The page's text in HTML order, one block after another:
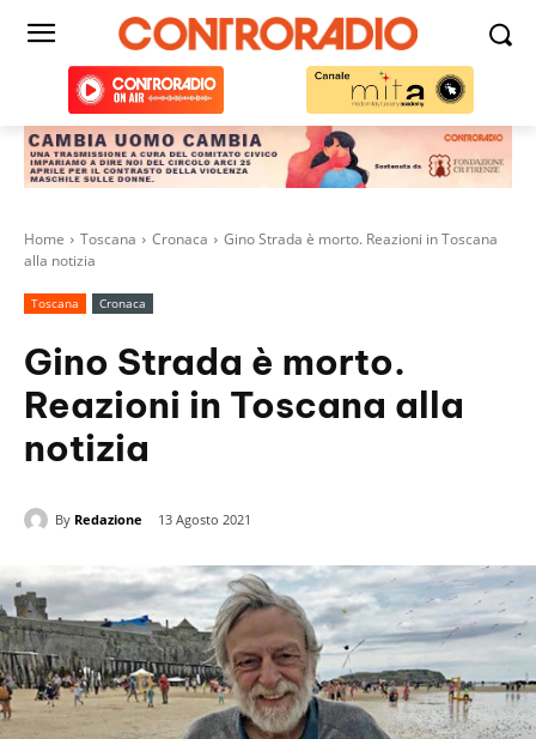
Home Toscana Cronaca
Gino Strada è morto. Reazioni in Toscana
alla notizia
Toscana Cronaca
Gino Strada è morto.
Reazioni in Toscana alla
notizia
By Redazione 13 Agosto 2021